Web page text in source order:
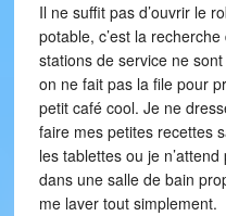
Il ne suffit pas d’ouvrir le
potable, c’est la
stations de service ne
on ne fait pas la file pour
petit café cool. Je ne
faire mes petites recettes
les tablettes ou je
dans une salle de bain
me laver tout simplement.